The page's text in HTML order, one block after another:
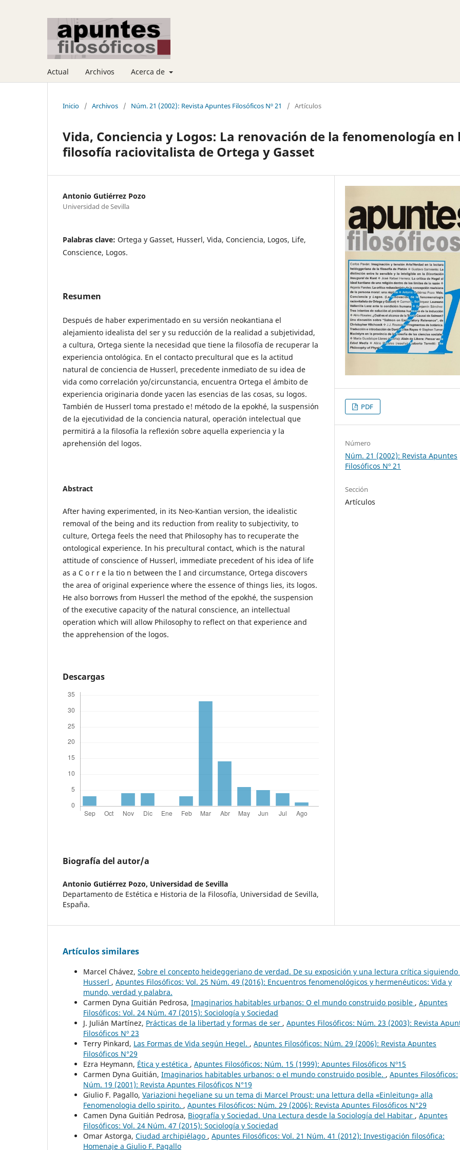
Actual Archivos Acerca de
Inicio / Archivos / Núm. 21 (2002): Revista Apuntes Filosóficos Nº 21 / Artículos
Vida, Conciencia y Logos: La renovación de la fenomenología en
filosofía raciovitalista de Ortega y Gasset
Antonio Gutiérrez Pozo
Universidad de Sevilla
Palabras clave: Ortega y Gasset, Husserl, Vida, Conciencia, Logos, Life,
Conscience, Logos.
Resumen
Después de haber experimentado en su versión neokantiana el
alejamiento idealista del ser y su reducción de la realidad a subjetividad,
a cultura, Ortega siente la necesidad que tiene la filosofía de recuperar la
experiencia ontológica. En el contacto precultural que es la actitud
natural de conciencia de Husserl, precedente inmediato de su idea de
vida como correlación yo/circunstancia, encuentra Ortega el ámbito de
experiencia originaria donde yacen las esencias de las cosas, su logos.
También de Husserl toma prestado e! método de la epokhé, la suspensión
de la ejecutividad de la conciencia natural, operación intelectual que
permitirá a la filosofía la reflexión sobre aquella experiencia y la
aprehensión del logos.
Abstract
After having experimented, in its Neo-Kantian version, the idealistic
removal of the being and its reduction from reality to subjectivity, to
culture, Ortega feels the need that Philosophy has to recuperate the
ontological experience. In his precultural contact, which is the natural
attitude of conscience of Husserl, immediate precedent of his idea of life
as a C o r r e la tio n between the I and circumstance, Ortega discovers
the area of original experience where the essence of things lies, its logos.
He also borrows from Husserl the method of the epokhé, the suspension
of the executive capacity of the natural conscience, an intellectual
operation which will allow Philosophy to reflect on that experience and
the apprehension of the logos.
Descargas
Biografía del autor/a
Antonio Gutiérrez Pozo, Universidad de Sevilla
Departamento de Estética e Historia de la Filosofía, Universidad de Sevilla,
España.
PDF
Número
Núm. 21 (2002): Revista Apuntes
Filosóficos Nº 21
Sección
Artículos
Artículos similares
Marcel Chávez, Sobre el concepto heideggeriano de verdad. De su exposición y una lectura crítica siguiendo
Husserl , Apuntes Filosóficos: Vol. 25 Núm. 49 (2016): Encuentros fenomenológicos y hermenéuticos: Vida y
mundo, verdad y palabra.
Carmen Dyna Guitián Pedrosa, Imaginarios habitables urbanos: O el mundo construido posible , Apuntes
Filosóficos: Vol. 24 Núm. 47 (2015): Sociología y Sociedad
J. Julián Martínez, Prácticas de la libertad y formas de ser , Apuntes Filosóficos: Núm. 23 (2003): Revista
Filosóficos Nº 23
Terry Pinkard, Las Formas de Vida según Hegel. , Apuntes Filosóficos: Núm. 29 (2006): Revista Apuntes
Filosóficos N°29
Ezra Heymann, Ética y estética , Apuntes Filosóficos: Núm. 15 (1999): Apuntes Filosóficos Nº15
Carmen Dyna Guitián, Imaginarios habitables urbanos: o el mundo construido posible. , Apuntes Filosóficos:
Núm. 19 (2001): Revista Apuntes Filosóficos N°19
Giulio F. Pagallo, Variazioni hegeliane su un tema di Marcel Proust: una lettura della «Einleitung» alla
Fenomenologia dello spirito. , Apuntes Filosóficos: Núm. 29 (2006): Revista Apuntes Filosóficos N°29
Camen Dyna Guitián Pedrosa, Biografía y Sociedad. Una Lectura desde la Sociología del Habitar , Apuntes
Filosóficos: Vol. 24 Núm. 47 (2015): Sociología y Sociedad
Omar Astorga, Ciudad archipiélago , Apuntes Filosóficos: Vol. 21 Núm. 41 (2012): Investigación filosófica:
Homenaje a Giulio F. Pagallo